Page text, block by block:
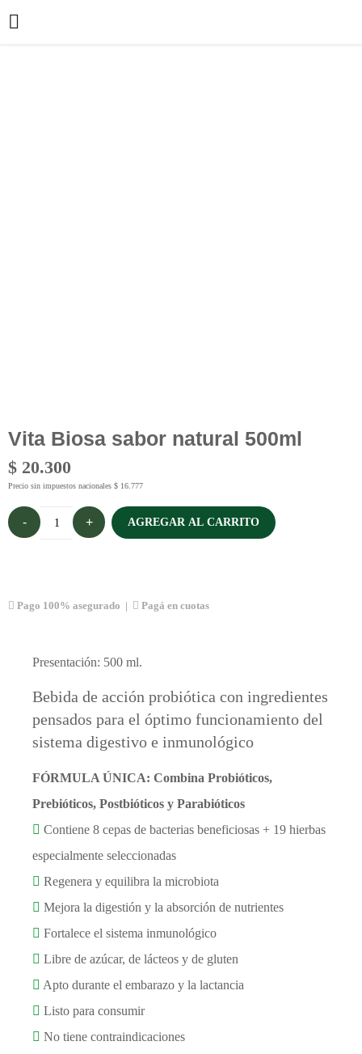
Vita Biosa sabor natural 500ml
$ 20.300
Precio sin impuestos nacionales $ 16.777
AGREGAR AL CARRITO
Pago 100% asegurado | Pagá en cuotas
Presentación: 500 ml.
Bebida de acción probiótica con ingredientes
pensados para el óptimo funcionamiento del
sistema digestivo e inmunológico
FÓRMULA ÚNICA: Combina Probióticos,
Prebióticos, Postbióticos y Parabióticos
Contiene 8 cepas de bacterias beneficiosas + 19 hierbas
especialmente seleccionadas
Regenera y equilibra la microbiota
Mejora la digestión y la absorción de nutrientes
Fortalece el sistema inmunológico
Libre de azúcar, de lácteos y de gluten
Apto durante el embarazo y la lactancia
Listo para consumir
No tiene contraindicaciones